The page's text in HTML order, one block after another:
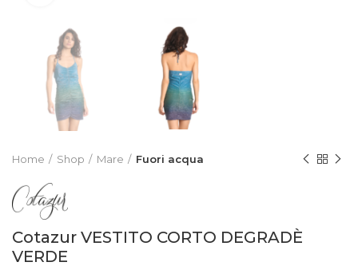
Home Shop Mare Fuori acqua
Cotazur VESTITO CORTO DEGRADÈ
VERDE